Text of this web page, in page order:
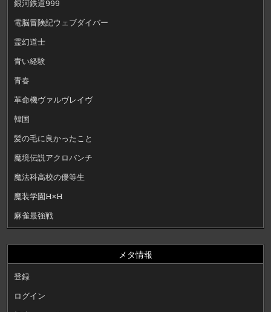
銀河鉄道999
電脳冒険記ウェブダイバー
霊幻道士
青い経験
青春
革命機ヴァルヴレイヴ
韓国
髪の毛に良かったこと
魔境伝説アクロバンチ
魔法科高校の優等生
魔装学園H×H
麻雀最強戦
メタ情報
登録
ログイン